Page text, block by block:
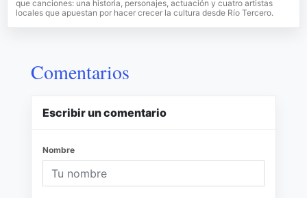
que canciones: una historia, personajes, actuación y cuatro artistas
locales que apuestan por hacer crecer la cultura desde Río Tercero.
Comentarios
Escribir un comentario
Nombre